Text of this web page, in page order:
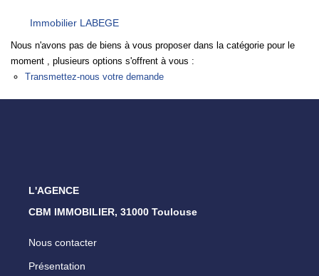
NOTRE AGENCE
Immobilier LABEGE
Nous n'avons pas de biens à vous proposer dans la catégorie pour le
moment , plusieurs options s'offrent à vous :
Transmettez-nous votre demande
L'AGENCE
CBM IMMOBILIER, 31000 Toulouse
Nous contacter
Présentation